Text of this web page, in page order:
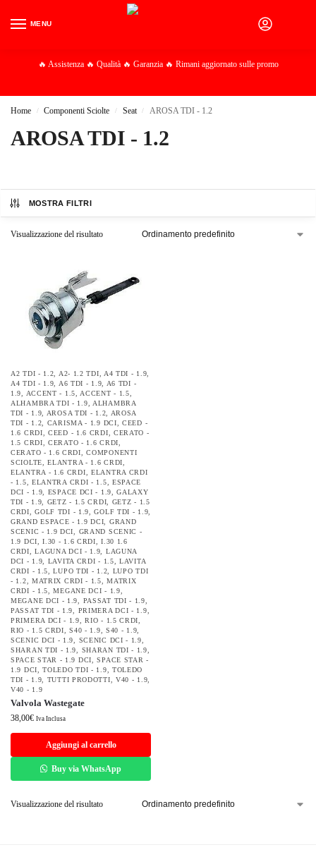
MENU
🔥 Assistenza 🔥 Qualità 🔥 Garanzia 🔥 Rimani aggiornato sulle promo
Home / Componenti Sciolte / Seat / AROSA TDI - 1.2
AROSA TDI - 1.2
MOSTRA FILTRI
Visualizzazione del risultato
A2 TDI - 1.2 A2- 1.2 TDI A4 TDI - 1.9
A4 TDI - 1.9
A6 TDI - 1.9
A6 TDI -
1.9
ACCENT - 1.5 ACCENT - 1.5
ALHAMBRA TDI - 1.9
ALHAMBRA
TDI - 1.9
AROSA TDI - 1.2
AROSA
TDI - 1.2
CARISMA - 1.9 DCI ,CEED -
1.6 CRDI ,CEED - 1.6 CRDI
CERATO -
1.5 CRDI ,CERATO - 1.6 CRDI
CERATO - 1.6 CRDI ,COMPONENTI
SCIOLTE ,ELANTRA - 1.6 CRDI
ELANTRA - 1.6 CRDI ,ELANTRA CRDI
- 1.5
ELANTRA CRDI - 1.5
ESPACE
DCI - 1.9
ESPACE DCI - 1.9 ,GALAXY
TDI - 1.9
GETZ - 1.5 CRDI
GETZ - 1.5
CRDI ,GOLF TDI - 1.9 ,GOLF TDI - 1.9
GRAND ESPACE - 1.9 DCI
GRAND
SCENIC - 1.9 DCI
GRAND SCENIC -
1.9 DCI ,I.30 - 1.6 CRDI ,I.30 1.6
CRDI ,LAGUNA DCI - 1.9
LAGUNA
DCI - 1.9
LAVITA CRDI - 1.5 ,LAVITA
CRDI - 1.5 ,LUPO TDI - 1.2
LUPO TDI
- 1.2
MATRIX CRDI - 1.5 ,MATRIX
CRDI - 1.5 ,MEGANE DCI - 1.9
MEGANE DCI - 1.9
PASSAT TDI - 1.9
PASSAT TDI - 1.9
PRIMERA DCI - 1.9
PRIMERA DCI - 1.9 ,RIO - 1.5 CRDI
RIO - 1.5 CRDI ,S40 - 1.9 S40 - 1.9
SCENIC DCI - 1.9
SCENIC DCI - 1.9
SHARAN TDI - 1.9
SHARAN TDI - 1.9
SPACE STAR - 1.9 DCI ,SPACE STAR -
1.9 DCI ,TOLEDO TDI - 1.9
TOLEDO
TDI - 1.9
TUTTI PRODOTTI V40 - 1.9
V40 - 1.9
Valvola Wastegate
38,00€ Iva Inclusa
Aggiungi al carrello
Buy via WhatsApp
Visualizzazione del risultato